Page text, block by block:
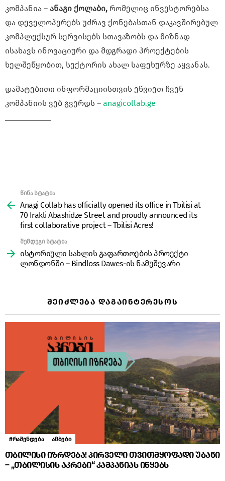
კომპანია – ანაგი ქოლაბი, რომელიც ინვესტორებსა
და დეველოპერებს უძრავ ქონებასთან დაკავშირებულ
კომპლექსურ სერვისებს სთავაზობს და მიზნად
ისახავს ინოვაციური და მდგრადი პროექტების
ხელშეწყობით, სექტორის ახალ საფეხურზე აყვანას.
დამატებითი ინფორმაციისთვის ეწვიეთ ჩვენ
კომპანიის ვებ გვერდს – anagicollab.ge
more
წინა სტატია
Anagi Collab has officially opened its office in Tbilisi at
70 Irakli Abashidze Street and proudly announced its
first collaborative project – Tbilisi Acres!
შემდეგი სტატია
ისტორიული სახლის გაფართოების პროექტი
ლონდონში – Bindloss Dawes-ის ნამუშევარი
ᲨᲔᲘᲫᲚᲔᲑᲐ ᲓᲐᲒᲐᲘᲜᲢᲔᲠᲔᲡᲝᲡ
#რაშენდება ამბები
თბილისი იზრდება! პირველი თვითმყოფადი უბანი
– „თბილისის აკრები“ კამპანიას იწყებს